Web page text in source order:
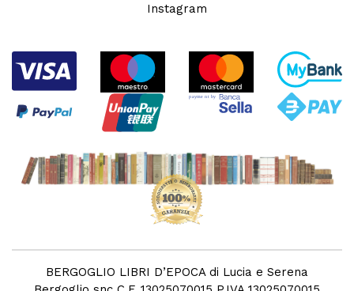
Instagram
BERGOGLIO LIBRI D’EPOCA di Lucia e Serena